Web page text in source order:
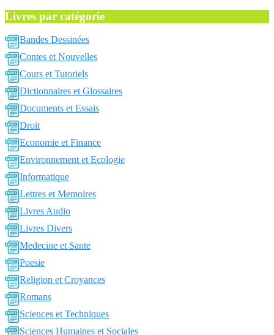
Livres par catégorie
Bandes Dessinées
Contes et Nouvelles
Cours et Tutoriels
Dictionnaires et Glossaires
Documents et Essais
Droit
Economie et Finance
Environnement et Ecologie
Informatique
Lettres et Memoires
Livres Audio
Livres Divers
Medecine et Sante
Poesie
Religion et Croyances
Romans
Sciences et Techniques
Sciences Humaines et Sociales